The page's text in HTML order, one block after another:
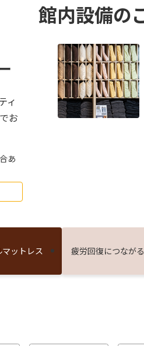
館内設備の
ィ
お
あ
ットレス 疲労回復につなが